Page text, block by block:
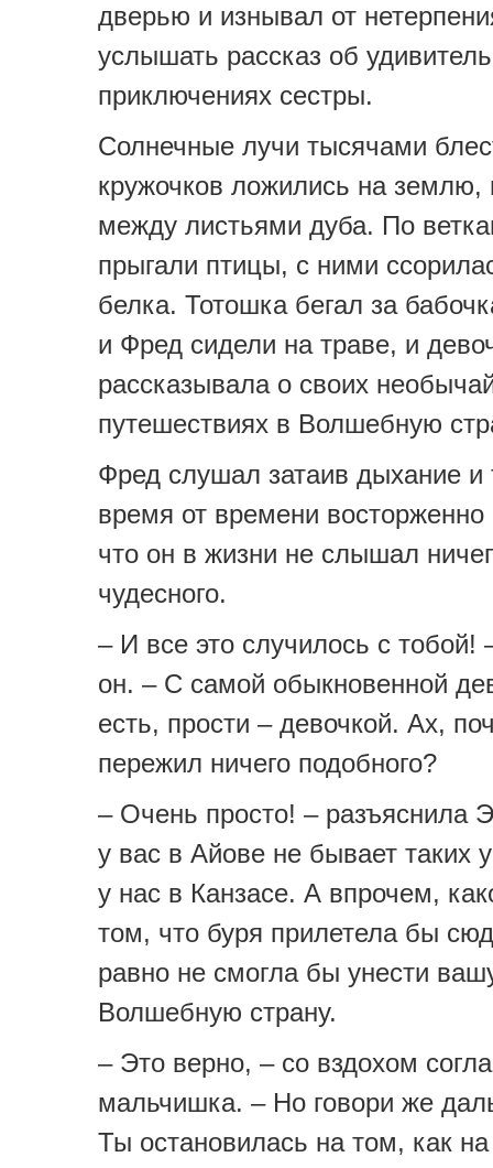
дверью и изнывал от
услышать рассказ об
приключениях сестры.
Солнечные лучи тысячами
кружочков ложились на землю,
между листьями дуба. По
прыгали птицы, с ними
белка. Тотошка бегал за
и Фред сидели на траве, и
рассказывала о своих
путешествиях в Волшебную
Фред слушал затаив дыхание и
время от времени восторженно
что он в жизни не слышал
чудесного.
– И все это случилось с тобой!
он. – С самой обыкновенной
есть, прости – девочкой. Ах,
пережил ничего подобного?
– Очень просто! – разъяснила
у вас в Айове не бывает таких
у нас в Канзасе. А впрочем,
том, что буря прилетела бы
равно не смогла бы унести
Волшебную страну.
– Это верно, – со вздохом
мальчишка. – Но говори же
Ты остановилась на том, как